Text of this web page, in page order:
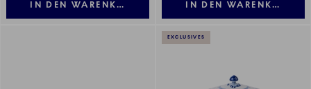
IN DEN WARENKORB LEGEN IN DEN WARENKORB
EXCLUSIVES